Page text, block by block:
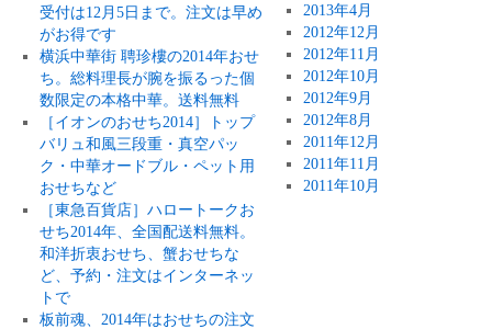
受付は12月5日まで。注文は早め
がお得です
横浜中華街 聘珍樓の2014年おせ
ち。総料理長が腕を振るった個
数限定の本格中華。送料無料
［イオンのおせち2014］トップ
バリュ和風三段重・真空パッ
ク・中華オードブル・ペット用
おせちなど
［東急百貨店］ハロートークお
せち2014年、全国配送料無料。
和洋折衷おせち、蟹おせちな
ど、予約・注文はインターネッ
トで
板前魂、2014年はおせちの注文
2013年4月
2012年12月
2012年11月
2012年10月
2012年9月
2012年8月
2011年12月
2011年11月
2011年10月